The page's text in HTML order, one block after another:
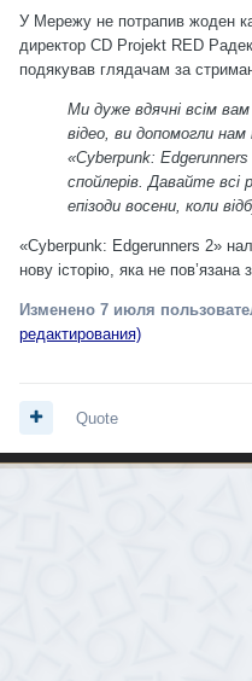
У Мережу не потрапив жоден
директор CD Projekt RED
подякував глядачам за
Ми дуже вдячні всім
відео, ви допомогли нам
«Cyberpunk:
спойлерів. Давайте всі
епізоди восени, коли
«Cyberpunk: Edgerunners 2»
нову історію, яка не
Изменено 7 июля
редактирования)
Quote